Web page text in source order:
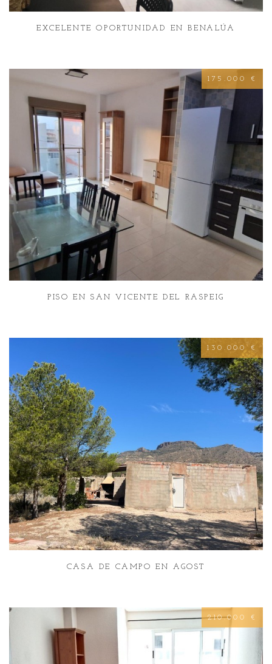
EXCELENTE OPORTUNIDAD EN BENALÚA
175.000 €
PISO EN SAN VICENTE DEL RASPEIG
130.000 €
CASA DE CAMPO EN AGOST
210.000 €